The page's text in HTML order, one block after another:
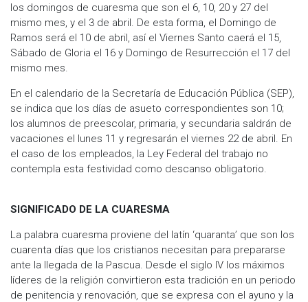
los domingos de cuaresma que son el 6, 10, 20 y 27 del
mismo mes, y el 3 de abril. De esta forma, el Domingo de
Ramos será el 10 de abril, así el Viernes Santo caerá el 15,
Sábado de Gloria el 16 y Domingo de Resurrección el 17 del
mismo mes.
En el calendario de la Secretaría de Educación Pública (SEP),
se indica que los días de asueto correspondientes son 10;
los alumnos de preescolar, primaria, y secundaria saldrán de
vacaciones el lunes 11 y regresarán el viernes 22 de abril. En
el caso de los empleados, la Ley Federal del trabajo no
contempla esta festividad como descanso obligatorio.
SIGNIFICADO DE LA CUARESMA
La palabra cuaresma proviene del latín ‘quaranta’ que son los
cuarenta días que los cristianos necesitan para prepararse
ante la llegada de la Pascua. Desde el siglo IV los máximos
líderes de la religión convirtieron esta tradición en un periodo
de penitencia y renovación, que se expresa con el ayuno y la